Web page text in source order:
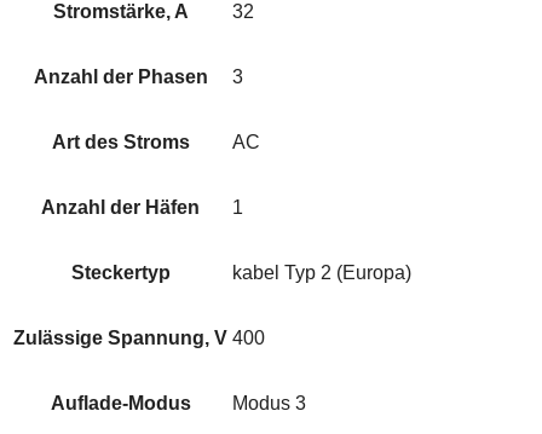
Stromstärke, A 32
Anzahl der Phasen 3
Art des Stroms AC
Anzahl der Häfen 1
Steckertyp kabel Typ 2 (Europa)
Zulässige Spannung, V 400
Auflade-Modus Modus 3